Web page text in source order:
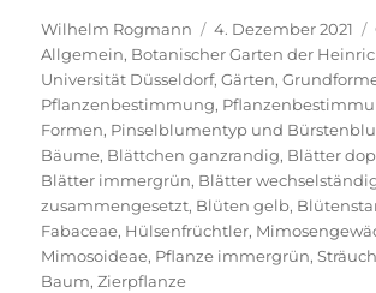
Autor
Wilhelm Rogmann
Veröffentlicht
am
4. Dezember 2021
Allgemein, Botanischer Garten der
Universität Düsseldorf,Gärten,
Pflanzenbestimmung,
Formen, Pinselblumentyp und
Bäume, Blättchen ganzrandig, Blätter
Blätter immergrün, Blätter
zusammengesetzt, Blüten gelb,
Fabaceae, Hülsenfrüchtler,
Mimosoideae, Pflanze immergrün,
Baum,Zierpflanze